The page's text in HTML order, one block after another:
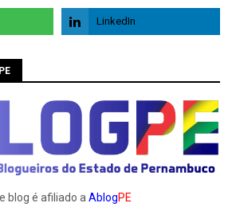
blog é afiliado aAblogPE